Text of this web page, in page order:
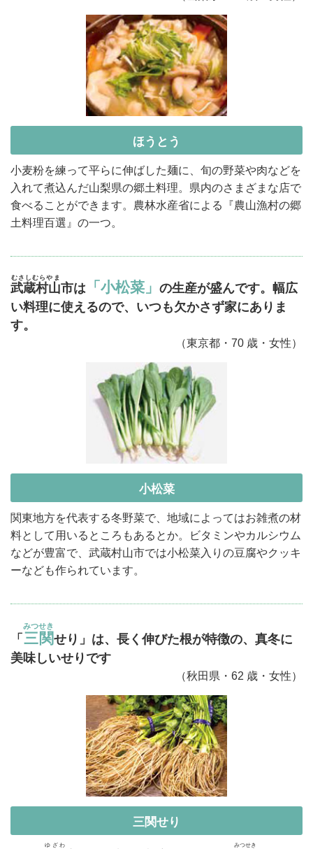
ほうとう
小麦粉を練って平らに伸ばした麺に、旬の野菜や肉などを
入れて煮込んだ山梨県の郷土料理。県内のさまざまな店で
食べることができます。農林水産省による『農山漁村の郷
土料理百選』の一つ。
武蔵村山
むさしむらやま
市は 「小松菜」 の生産が盛んです。幅広
い料理に使えるので、いつも欠かさず家にありま
す。
（東京都・70 歳・女性）
小松菜
関東地方を代表する冬野菜で、地域によってはお雑煮の材
料として用いるところもあるとか。ビタミンやカルシウム
などが豊富で、武蔵村山市では小松菜入りの豆腐やクッキ
ーなども作られています。
「 三関
みつせき
せり」は、長く伸びた根が特徴の、真冬に
美味しいせりです
（秋田県・62 歳・女性）
三関せり
ゆざわ みつせき